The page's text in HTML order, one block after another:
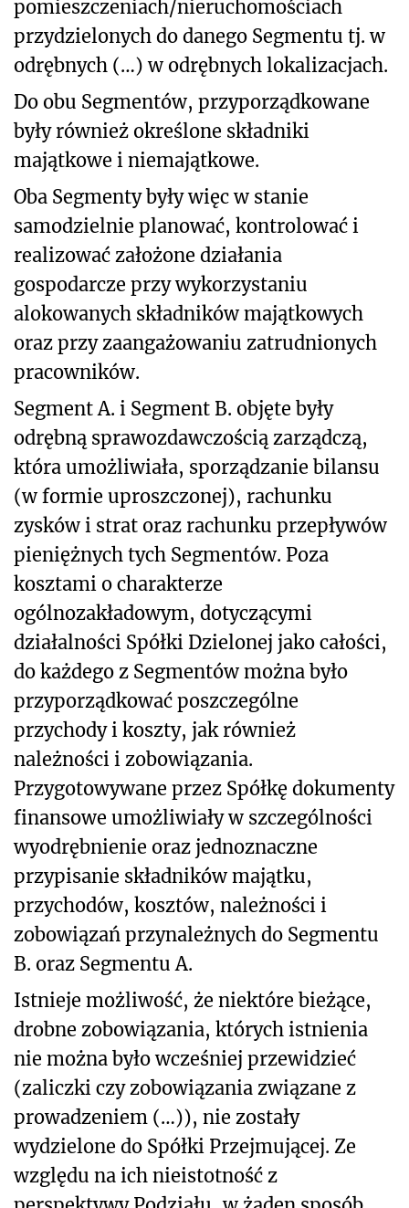
pomieszczeniach/nieruchomościach
przydzielonych do danego Segmentu tj. w
odrębnych (…) w odrębnych lokalizacjach.
Do obu Segmentów, przyporządkowane
były również określone składniki
majątkowe i niemajątkowe.
Oba Segmenty były więc w stanie
samodzielnie planować, kontrolować i
realizować założone działania
gospodarcze przy wykorzystaniu
alokowanych składników majątkowych
oraz przy zaangażowaniu zatrudnionych
pracowników.
Segment A. i Segment B. objęte były
odrębną sprawozdawczością zarządczą,
która umożliwiała, sporządzanie bilansu
(w formie uproszczonej), rachunku
zysków i strat oraz rachunku przepływów
pieniężnych tych Segmentów. Poza
kosztami o charakterze
ogólnozakładowym, dotyczącymi
działalności Spółki Dzielonej jako całości,
do każdego z Segmentów można było
przyporządkować poszczególne
przychody i koszty, jak również
należności i zobowiązania.
Przygotowywane przez Spółkę dokumenty
finansowe umożliwiały w szczególności
wyodrębnienie oraz jednoznaczne
przypisanie składników majątku,
przychodów, kosztów, należności i
zobowiązań przynależnych do Segmentu
B. oraz Segmentu A.
Istnieje możliwość, że niektóre bieżące,
drobne zobowiązania, których istnienia
nie można było wcześniej przewidzieć
(zaliczki czy zobowiązania związane z
prowadzeniem (…)), nie zostały
wydzielone do Spółki Przejmującej. Ze
względu na ich nieistotność z